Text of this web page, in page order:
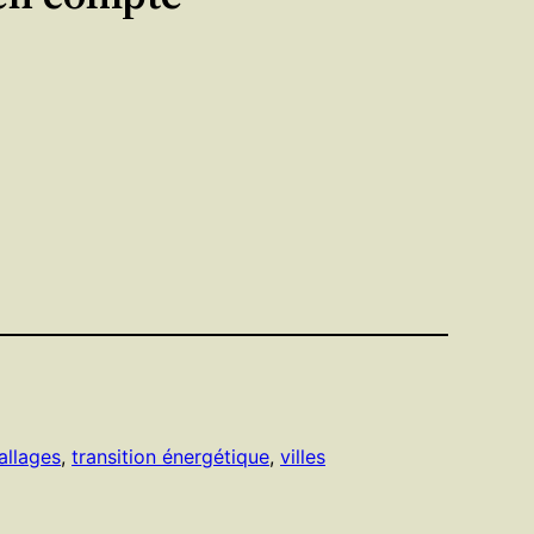
, transition énergétique, villes